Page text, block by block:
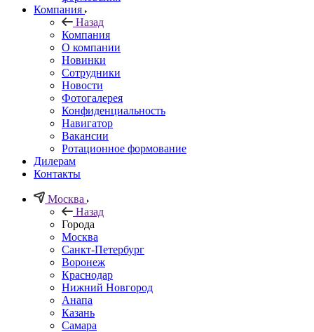
Компания
Назад
Компания
О компании
Новинки
Сотрудники
Новости
Фотогалерея
Конфиденциальность
Навигатор
Вакансии
Ротационное формование
Дилерам
Контакты
Москва
Назад
Города
Москва
Санкт-Петербург
Воронеж
Краснодар
Нижний Новгород
Анапа
Казань
Самара